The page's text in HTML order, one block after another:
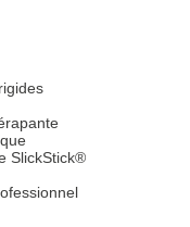
SlickStick®